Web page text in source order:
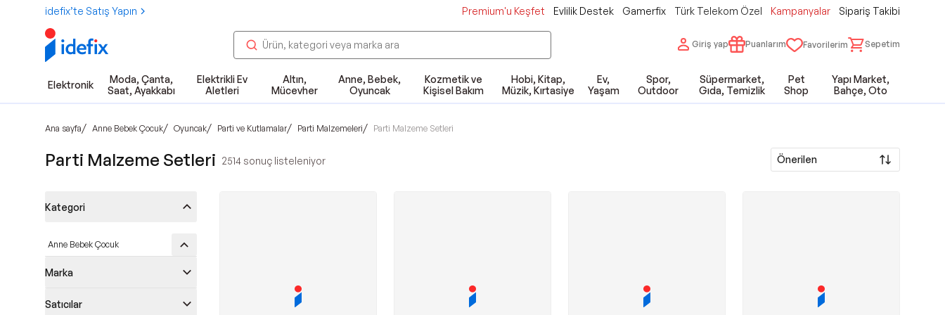
idefix’te Satış Yapın Premium'u Keşfet Evlilik Destek Gamerfix Türk Telekom Özel Kampanyalar Sipariş Takibi
Giriş yap Puanlarım Favorilerim Sepetim
Elektronik
Moda, Çanta,
Saat, Ayakkabı
Elektrikli Ev
Aletleri
Altın,
Mücevher
Anne, Bebek,
Oyuncak
Kozmetik ve
Kişisel Bakım
Hobi, Kitap,
Müzik, Kırtasiye
Ev,
Yaşam
Spor,
Outdoor
Süpermarket,
Gıda, Temizlik
Pet
Shop
Yapı Market,
Bahçe, Oto
Ana sayfa/ Anne Bebek Çocuk/ Oyuncak/ Parti ve Kutlamalar/ Parti Malzemeleri/ Parti Malzeme Setleri
Parti Malzeme Setleri 2514 sonuç listeleniyor Önerilen
Kategori
Anne Bebek Çocuk
Marka
Satıcılar